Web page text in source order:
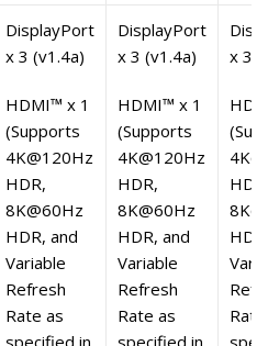
DisplayPort
x 3 (v1.4a)
HDMI™ x 1
(Supports
4K@120Hz
HDR,
8K@60Hz
HDR, and
Variable
Refresh
Rate as
specified in
DisplayPort
x 3 (v1.4a)
HDMI™ x 1
(Supports
4K@120Hz
HDR,
8K@60Hz
HDR, and
Variable
Refresh
Rate as
specified in
x 3